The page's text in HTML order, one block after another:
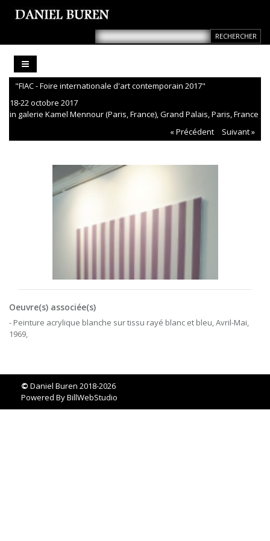
"FIAC - Foire internationale d'art contemporain 2017"
18-22 octobre 2017
in galerie Kamel Mennour (Paris, France), Grand Palais, Paris, France
« Précédent
Suivant »
Oeuvre(s) associée(s)
- Peinture acrylique blanche sur tissu rayé blanc et bleu, Avril-Mai,
1969,
© Daniel Buren 2018-2026
Powered ByBillWebStudio